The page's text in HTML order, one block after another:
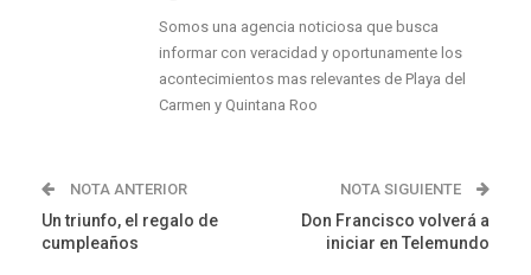
Somos una agencia noticiosa que busca
informar con veracidad y oportunamente los
acontecimientos mas relevantes de Playa del
Carmen y Quintana Roo
NOTA ANTERIOR
Un triunfo, el regalo de
cumpleaños
NOTA SIGUIENTE
Don Francisco volverá a
iniciar en Telemundo